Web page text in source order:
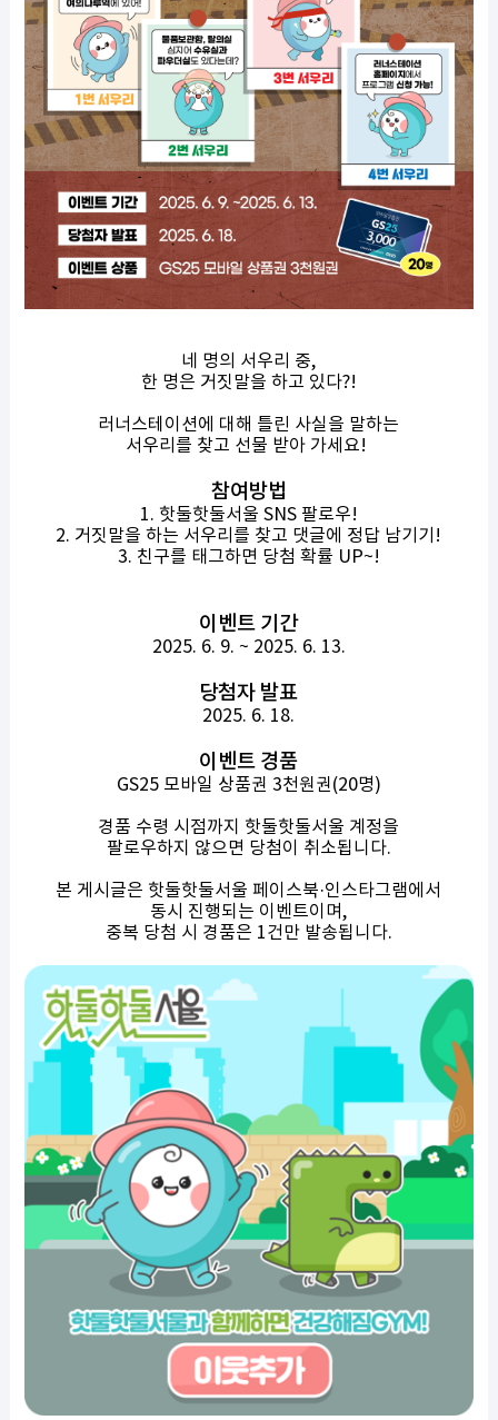
네 명의 서우리 중,
한 명은 거짓말을 하고 있다?!
러너스테이션에 대해 틀린 사실을 말하는
서우리를 찾고 선물 받아 가세요!
참여방법
1. 핫둘핫둘서울 SNS 팔로우!
2. 거짓말을 하는 서우리를 찾고 댓글에 정답 남기기!
3. 친구를 태그하면 당첨 확률 UP~!
이벤트 기간
2025. 6. 9. ~ 2025. 6. 13.
당첨자 발표
2025. 6. 18.
이벤트 경품
GS25 모바일 상품권 3천원권(20명)
경품 수령 시점까지 핫둘핫둘서울 계정을
팔로우하지 않으면 당첨이 취소됩니다.
본 게시글은 핫둘핫둘서울 페이스북·인스타그램에서
동시 진행되는 이벤트이며,
중복 당첨 시 경품은 1건만 발송됩니다.